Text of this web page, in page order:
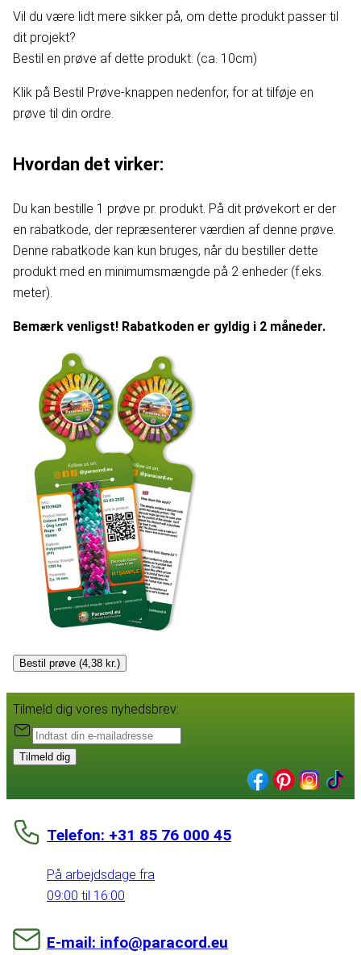
Vil du være lidt mere sikker på, om dette produkt passer til
dit projekt?
Bestil en prøve af dette produkt. (ca. 10cm)
Klik på Bestil Prøve-knappen nedenfor, for at tilføje en
prøve til din ordre.
Hvordan det virker:
Du kan bestille 1 prøve pr. produkt. På dit prøvekort er der
en rabatkode, der repræsenterer værdien af denne prøve.
Denne rabatkode kan kun bruges, når du bestiller dette
produkt med en minimumsmængde på 2 enheder (f.eks.
meter).
Bemærk venligst! Rabatkoden er gyldig i 2 måneder.
Bestil prøve (4,38 kr.)
Tilmeld dig vores nyhedsbrev:
Tilmeld dig
Telefon: +31 85 76 000 45
På arbejdsdage fra
09:00 til 16:00
E-mail: info@paracord.eu